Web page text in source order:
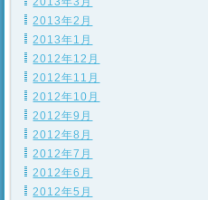
2013年2月
2013年1月
2012年12月
2012年11月
2012年10月
2012年9月
2012年8月
2012年7月
2012年6月
2012年5月